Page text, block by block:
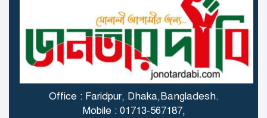
গাজায় বিমান থেকে ফেলা ত্রাণ
মাথায় পড়ে প্রাণ গেল বালকের
স্ত্রী বিষ খাওয়ার পর বোতলের
অবশিষ্ট বিষ খেলেন স্বামীও!
Office : Faridpur, Dhaka,Bangladesh.
Mobile : 01713-567187,